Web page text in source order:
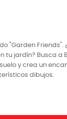
"Garden Friends".
tu jardín? Busca a
y crea un
dibujos.